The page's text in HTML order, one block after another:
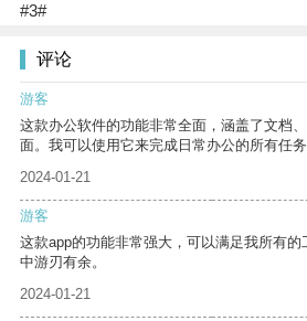
#3#
评论
游客
这款办公软件的功能非常全面，涵盖了文档
面。我可以使用它来完成日常办公的所有任务
2024-01-21
游客
这款app的功能非常强大，可以满足我所有
中游刃有余。
2024-01-21